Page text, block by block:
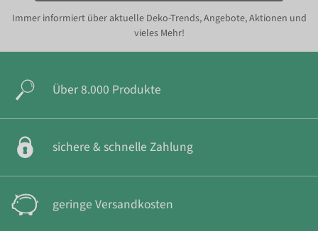
Immer informiert über aktuelle Deko-Trends, Angebote, Aktionen und
vieles Mehr!
Über 8.000 Produkte
sichere & schnelle Zahlung
geringe Versandkosten